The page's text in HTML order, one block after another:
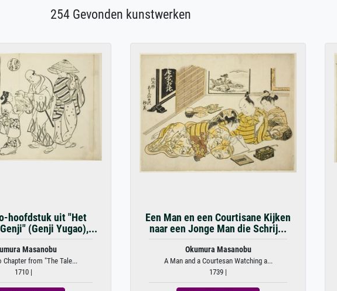
254 Gevonden kunstwerken
hoofdstuk uit "Het
(Genji Yugao),...
Masanobu
Chapter from "The Tale...
1710 |
Een Man en een Courtisane Kijken
naar een Jonge Man die Schrij...
Okumura Masanobu
A Man and a Courtesan Watching a...
1739 |